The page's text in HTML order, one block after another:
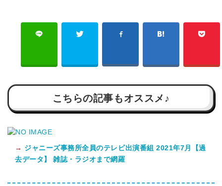
こちらの記事もオススメ♪
→ ジャニーズ事務所全員のテレビ出演番組 2021年7月【過
去データ】 雑誌・ラジオまで網羅